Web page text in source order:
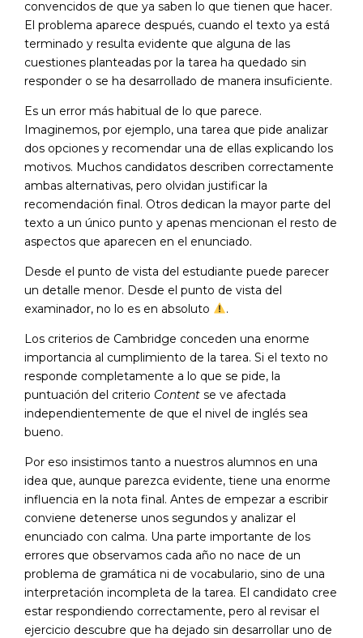
convencidos de que ya saben lo que tienen que hacer.
El problema aparece después, cuando el texto ya está
terminado y resulta evidente que alguna de las
cuestiones planteadas por la tarea ha quedado sin
responder o se ha desarrollado de manera insuficiente.
Es un error más habitual de lo que parece.
Imaginemos, por ejemplo, una tarea que pide analizar
dos opciones y recomendar una de ellas explicando los
motivos. Muchos candidatos describen correctamente
ambas alternativas, pero olvidan justificar la
recomendación final. Otros dedican la mayor parte del
texto a un único punto y apenas mencionan el resto de
aspectos que aparecen en el enunciado.
Desde el punto de vista del estudiante puede parecer
un detalle menor. Desde el punto de vista del
examinador, no lo es en absoluto
.
Los criterios de Cambridge conceden una enorme
importancia al cumplimiento de la tarea. Si el texto no
responde completamente a lo que se pide, la
puntuación del criterio Content se ve afectada
independientemente de que el nivel de inglés sea
bueno.
Por eso insistimos tanto a nuestros alumnos en una
idea que, aunque parezca evidente, tiene una enorme
influencia en la nota final. Antes de empezar a escribir
conviene detenerse unos segundos y analizar el
enunciado con calma. Una parte importante de los
errores que observamos cada año no nace de un
problema de gramática ni de vocabulario, sino de una
interpretación incompleta de la tarea. El candidato cree
estar respondiendo correctamente, pero al revisar el
ejercicio descubre que ha dejado sin desarrollar uno de